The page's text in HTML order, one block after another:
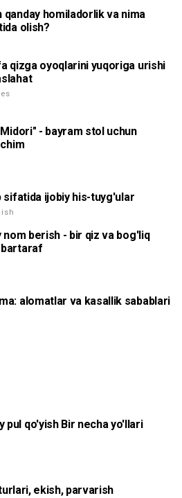
qanday homiladorlik va nima
olish?
qizga oyoqlarini yuqoriga urishi
- bayram stol uchun
sifatida ijobiy his-tuyg'ular
nom berish - bir qiz va bog'liq
alomatlar va kasallik sabablari
pul qo'yish Bir necha yo'llari
ekish, parvarish